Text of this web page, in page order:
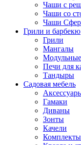
Чаши с
Чаши со
Чаши
Грили и барбекю
Грили
Мангалы
Печи для
Тандыры
Садовая мебель
Гамаки
Диваны
Зонты
Качели